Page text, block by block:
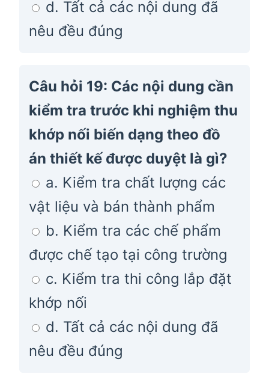
d. Tất cả các nội dung đã
nêu đều đúng
Câu hỏi 19: Các nội dung cần
kiểm tra trước khi nghiệm thu
khớp nối biến dạng theo đồ
án thiết kế được duyệt là gì?
a. Kiểm tra chất lượng các
vật liệu và bán thành phẩm
b. Kiểm tra các chế phẩm
được chế tạo tại công trường
c. Kiểm tra thi công lắp đặt
khớp nối
d. Tất cả các nội dung đã
nêu đều đúng